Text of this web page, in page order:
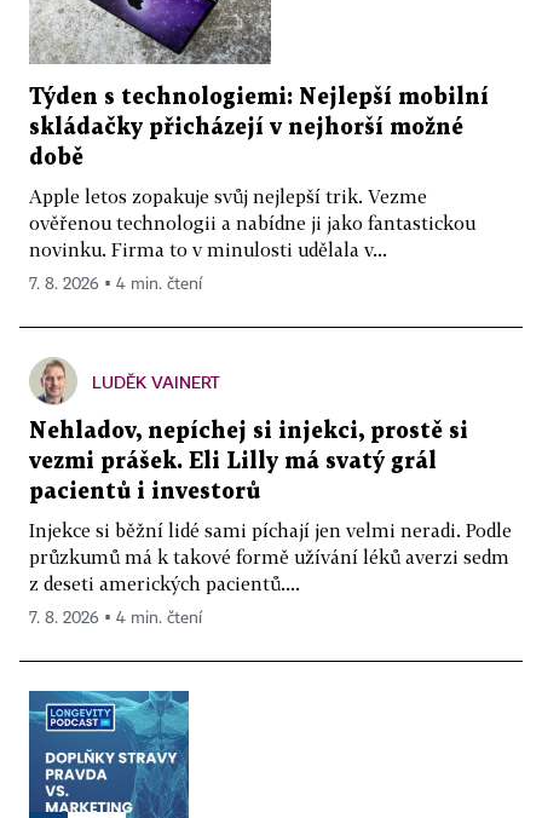
Týden s technologiemi: Nejlepší mobilní
skládačky přicházejí v nejhorší možné
době
Apple letos zopakuje svůj nejlepší trik. Vezme
ověřenou technologii a nabídne ji jako fantastickou
novinku. Firma to v minulosti udělala v...
7. 8. 2026 ▪ 4 min. čtení
LUDĚK VAINERT
Nehladov, nepíchej si injekci, prostě si
vezmi prášek. Eli Lilly má svatý grál
pacientů i investorů
Injekce si běžní lidé sami píchají jen velmi neradi. Podle
průzkumů má k takové formě užívání léků averzi sedm
z deseti amerických pacientů....
7. 8. 2026 ▪ 4 min. čtení